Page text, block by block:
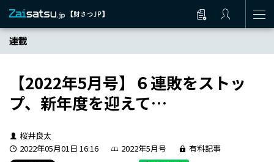
連載
【2022年5月号】６連敗をストッ
プ、新年度を迎えて…
桜井良太
2022年05月01日 16:16
2022年5月号 有料記事